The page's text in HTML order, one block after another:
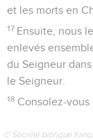
et les morts en
17 Ensuite, nous
enlevés
du Seigneur
le Seigneur.
18 Consolez-vous
© Société biblique